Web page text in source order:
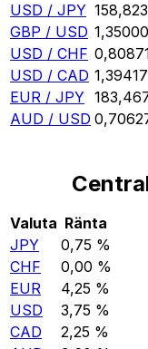
USD / JPY 158,823
GBP / USD 1,35000
USD / CHF
USD / CAD 1,39417
EUR / JPY
AUD / USD
Valuta Ränta
JPY
0,75 %
CHF
0,00 %
EUR
4,25 %
USD
3,75 %
CAD
2,25 %